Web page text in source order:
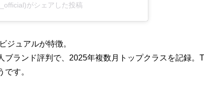
がシェアした投稿
ジュアルが特徴。
ブランド評判で、2025年複数月トップクラスを記録
す。